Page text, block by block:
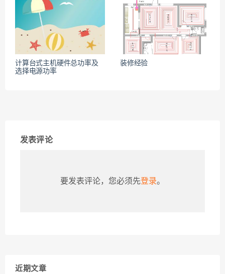
计算台式主机硬件总功率及
选择电源功率
装修经验
发表评论
要发表评论，您必须先登录。
近期文章